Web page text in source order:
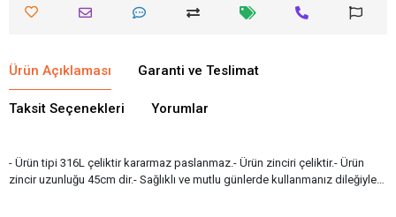
Ürün Açıklaması Garanti ve Teslimat
Taksit Seçenekleri Yorumlar
- Ürün tipi 316L çeliktir kararmaz paslanmaz.- Ürün zinciri çeliktir.- Ürün
zincir uzunluğu 45cm dir.- Sağlıklı ve mutlu günlerde kullanmanız dileğiyle…